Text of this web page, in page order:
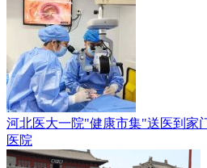
河北医大一院"健康市集"送医到家
医院